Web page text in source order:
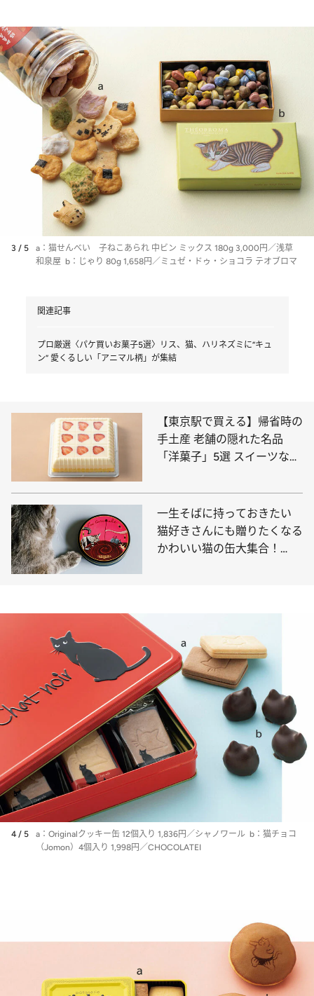
3 / 5
a：猫せんべい 子ねこあられ 中ビン ミックス 180g 3,000円／浅草
和泉屋 b：じゃり 80g 1,658円／ミュゼ・ドゥ・ショコラ テオブロマ
関連記事
プロ厳選〈パケ買いお菓子5選〉リス、猫、ハリネズミに“キュ
ン” 愛くるしい「アニマル柄」が集結
【東京駅で買える】帰省時の
手土産 老舗の隠れた名品
「洋菓子」5選 スイーツなか
一生そばに持っておきたい
猫好きさんにも贈りたくなる
かわいい猫の缶大集合！
4 / 5
a：Originalクッキー缶 12個入り 1,836円／シャノワール b：猫チョコ
（Jomon）4個入り 1,998円／CHOCOLATEI